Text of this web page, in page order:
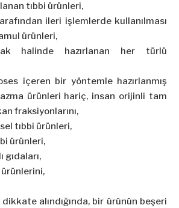
tıbbi ürünleri,
ileri işlemlerde kullanılması
ürünleri,
halinde hazırlanan her türlü
içeren bir yöntemle hazırlanmış
ürünleri hariç, insan orijinli tam
fraksiyonlarını,
tıbbi ürünleri,
ürünleri,
gıdaları,
alındığında, bir ürünün beşeri